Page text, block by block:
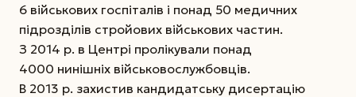
6 військових госпіталів і понад 50 медичних
підрозділів стройових військових частин.
З 2014 р. в Центрі пролікували понад
4000 нинішніх військово­службовців.
В 2013 р. захистив кандидатську дисертацію